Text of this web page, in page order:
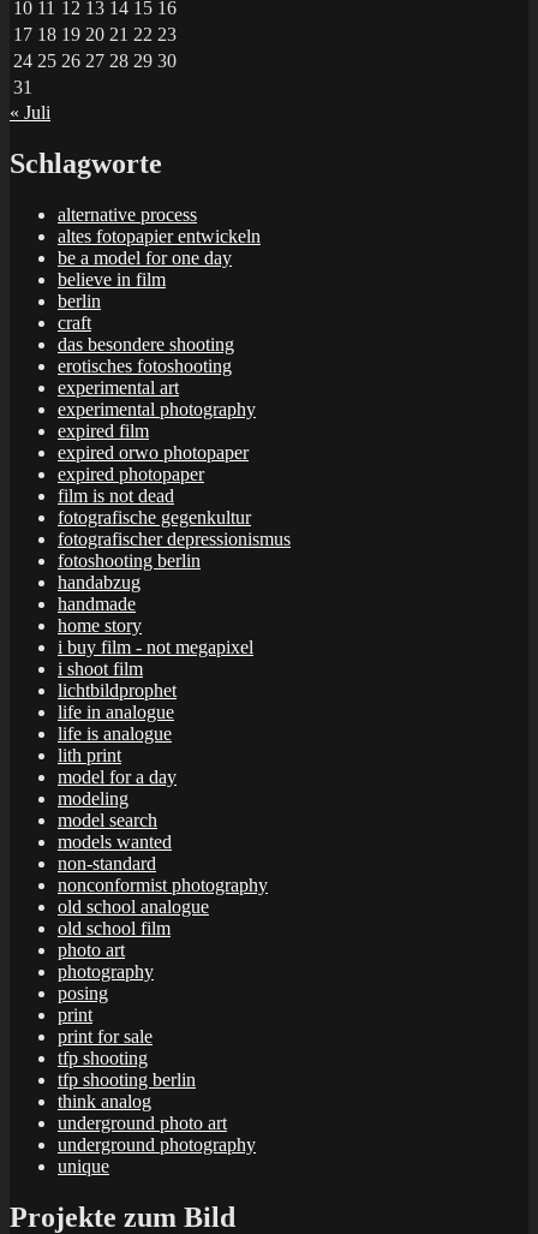
10 11 12 13 14 15 16
17 18 19 20 21 22 23
24 25 26 27 28 29 30
31
« Juli
Schlagworte
alternative process
altes fotopapier entwickeln
be a model for one day
believe in film
berlin
craft
das besondere shooting
erotisches fotoshooting
experimental art
experimental photography
expired film
expired orwo photopaper
expired photopaper
film is not dead
fotografische gegenkultur
fotografischer depressionismus
fotoshooting berlin
handabzug
handmade
home story
i buy film - not megapixel
i shoot film
lichtbildprophet
life in analogue
life is analogue
lith print
model for a day
modeling
model search
models wanted
non-standard
nonconformist photography
old school analogue
old school film
photo art
photography
posing
print
print for sale
tfp shooting
tfp shooting berlin
think analog
underground photo art
underground photography
unique
Projekte zum Bild